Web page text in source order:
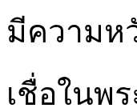
มีความห
เชื่อในพ